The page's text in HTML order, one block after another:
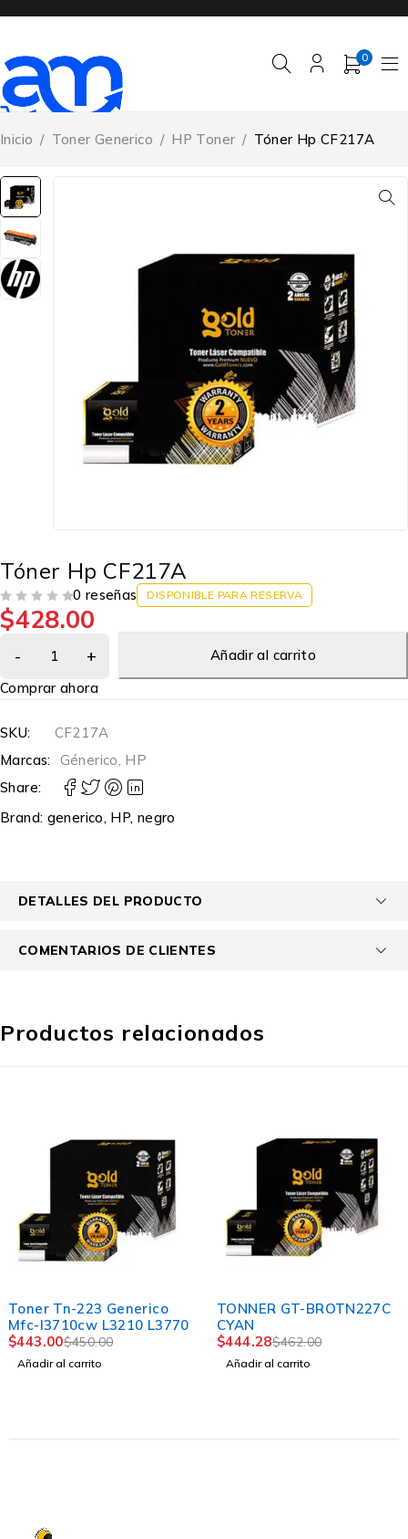
0
Inicio / Toner Generico / HP Toner / Tóner Hp CF217A
Tóner Hp CF217A
0 reseñas DISPONIBLE PARA RESERVA
$428.00
Añadir al carrito
Comprar ahora
SKU:
CF217A
Marcas:
Génerico, HP
Share:
Brand: generico, HP, negro
DETALLES DEL PRODUCTO
COMENTARIOS DE CLIENTES
Productos relacionados
-2%
Toner Tn-223 Generico
Mfc-l3710cw L3210 L3770
$450.00
$443.00
Añadir al carrito
-4%
TONNER GT-BROTN227C
CYAN
$462.00
$444.28
Añadir al carrito